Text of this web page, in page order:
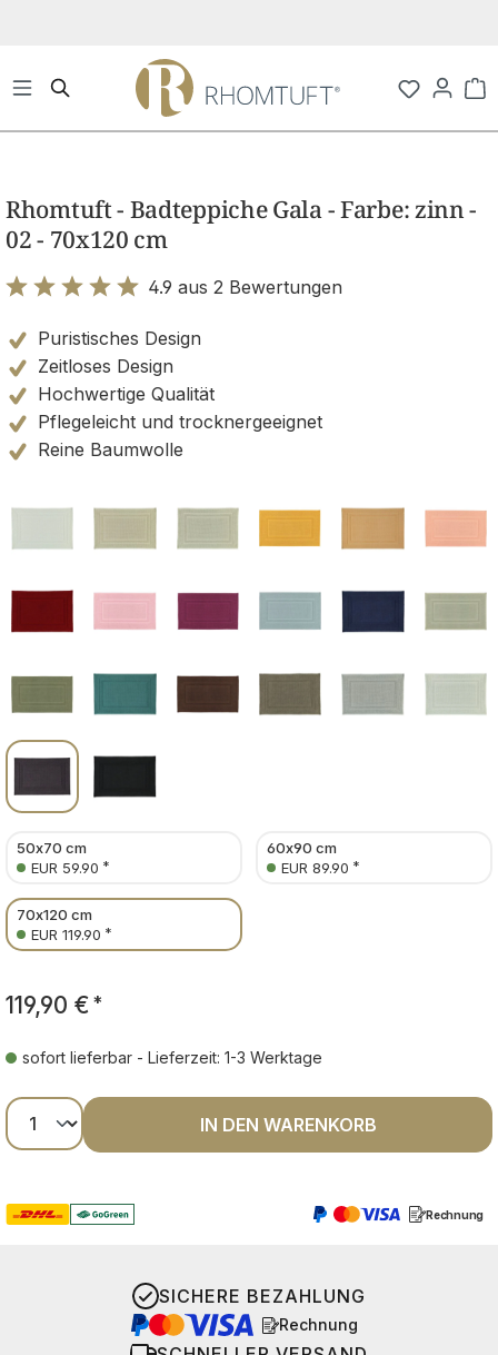
Rhomtuft - Badteppiche Gala - Farbe: zinn -
02 - 70x120 cm
4.9 aus 2 Bewertungen
Puristisches Design
Zeitloses Design
Hochwertige Qualität
Pflegeleicht und trocknergeeignet
Reine Baumwolle
50x70 cm
EUR 59.90 *
60x90 cm
EUR 89.90 *
70x120 cm
EUR 119.90 *
119,90 € *
sofort lieferbar - Lieferzeit: 1-3 Werktage
Produkt Anzahl: Gib den gewünschten
IN DEN WARENKORB
Rechnung
SICHERE BEZAHLUNG
Rechnung